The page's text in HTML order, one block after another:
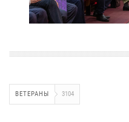
ВЕТЕРАНЫ 3104